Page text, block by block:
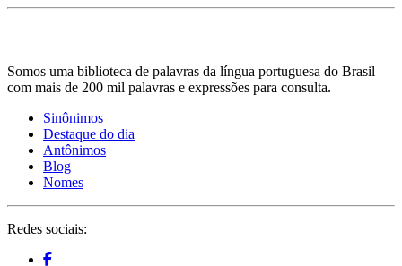
Somos uma biblioteca de palavras da língua portuguesa do Brasil
com mais de 200 mil palavras e expressões para consulta.
Sinônimos
Destaque do dia
Antônimos
Blog
Nomes
Redes sociais: